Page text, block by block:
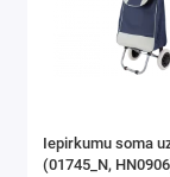
Saliekamas
Magnēti
Iepirkumu soma
(01745_N,